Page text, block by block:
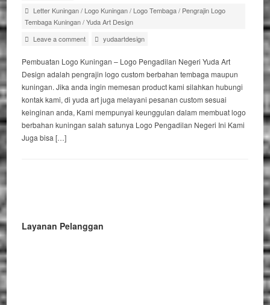
Letter Kuningan/ Logo Kuningan/ Logo Tembaga/ Pengrajin Logo
Tembaga Kuningan/Yuda Art Design
Leave a comment
yudaartdesign
Pembuatan Logo Kuningan – Logo Pengadilan Negeri Yuda Art
Design adalah pengrajin logo custom berbahan tembaga maupun
kuningan. Jika anda ingin memesan product kami silahkan hubungi
kontak kami, di yuda art juga melayani pesanan custom sesuai
keinginan anda, Kami mempunyai keunggulan dalam membuat logo
berbahan kuningan salah satunya Logo Pengadilan Negeri Ini Kami
Juga bisa […]
Layanan Pelanggan